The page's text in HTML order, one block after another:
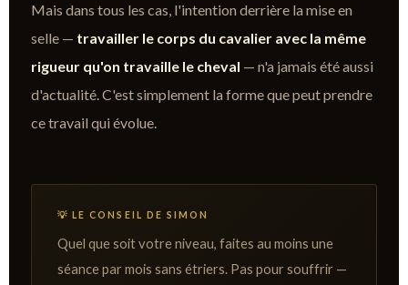
Mais dans tous les cas, l'intention derrière la mise en
selle — travailler le corps du cavalier avec la même
rigueur qu'on travaille le cheval — n'a jamais été aussi
d'actualité. C'est simplement la forme que peut prendre
ce travail qui évolue.
💡 LE CONSEIL DE SIMON
Quel que soit votre niveau, faites au moins une
séance par mois sans étriers. Pas pour souffrir —